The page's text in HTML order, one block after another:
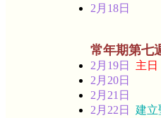
2月18日
常年期第七
2月19日 主日
2月20日
2月21日
2月22日 建立